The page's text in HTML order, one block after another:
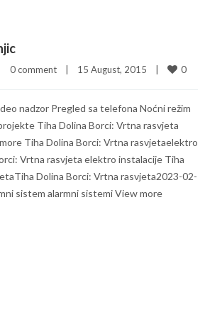
0 comment 15 August, 2015 0
nadzor Pregled sa telefona Noćni režim
Tiha Dolina Borci: Vrtna rasvjeta
Tiha Dolina Borci: Vrtna rasvjetaelektro
Vrtna rasvjeta elektro instalacije Tiha
Dolina Borci: Vrtna rasvjeta2023-02-
sistem alarmni sistemi View more